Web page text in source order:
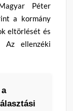
Péter
a kormány
eltörlését és
Az ellenzéki